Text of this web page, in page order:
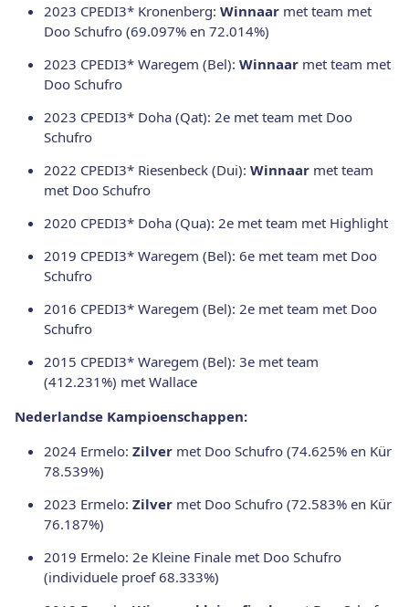
2023 CPEDI3* Kronenberg: Winnaar met team met
Doo Schufro (69.097% en 72.014%)
2023 CPEDI3* Waregem (Bel): Winnaar met team met
Doo Schufro
2023 CPEDI3* Doha (Qat): 2e met team met Doo
Schufro
2022 CPEDI3* Riesenbeck (Dui): Winnaar met team
met Doo Schufro
2020 CPEDI3* Doha (Qua): 2e met team met Highlight
2019 CPEDI3* Waregem (Bel): 6e met team met Doo
Schufro
2016 CPEDI3* Waregem (Bel): 2e met team met Doo
Schufro
2015 CPEDI3* Waregem (Bel): 3e met team
(412.231%) met Wallace
Nederlandse Kampioenschappen:
2024 Ermelo: Zilver met Doo Schufro (74.625% en Kür
78.539%)
2023 Ermelo: Zilver met Doo Schufro (72.583% en Kür
76.187%)
2019 Ermelo: 2e Kleine Finale met Doo Schufro
(individuele proef 68.333%)